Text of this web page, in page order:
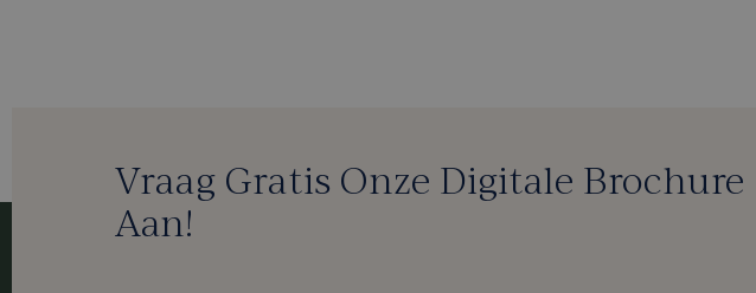
Vraag Gratis Onze Digitale Brochure
Aan!